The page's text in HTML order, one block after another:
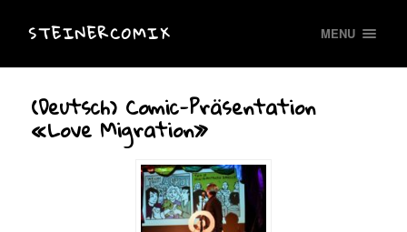
STEINERCOMIX MENU
(Deutsch) Comic-Präsentation
«Love Migration»